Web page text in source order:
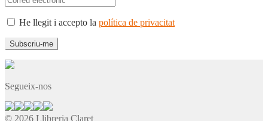
He llegit i accepto la política de privacitat
Segueix-nos
© 2026 Llibreria Claret